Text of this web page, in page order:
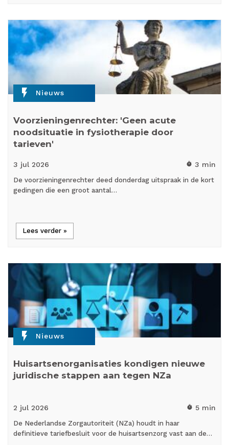
flash_on Nieuws
Voorzieningenrechter: 'Geen acute
noodsituatie in fysiotherapie door
tarieven'
3 jul 2026 timer 3 min
De voorzieningenrechter deed donderdag uitspraak in de kort
gedingen die een groot aantal…
Lees verder »
flash_on Nieuws
Huisartsenorganisaties kondigen nieuwe
juridische stappen aan tegen NZa
2 jul 2026 timer 5 min
De Nederlandse Zorgautoriteit (NZa) houdt in haar
definitieve tariefbesluit voor de huisartsenzorg vast aan de…